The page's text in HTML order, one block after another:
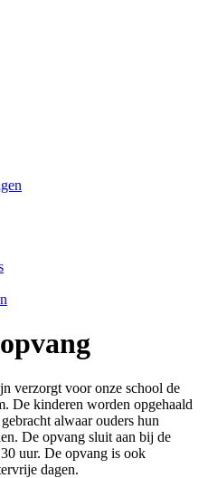
verzorgt voor onze school de
De kinderen worden opgehaald
alwaar ouders hun
De opvang sluit aan bij de
uur. De opvang is ook
dagen.